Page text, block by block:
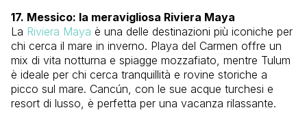
17. Messico: la meravigliosa Riviera Maya
La Riviera Maya è una delle destinazioni più iconiche per
chi cerca il mare in inverno. Playa del Carmen offre un
mix di vita notturna e spiagge mozzafiato, mentre Tulum
è ideale per chi cerca tranquillità e rovine storiche a
picco sul mare. Cancún, con le sue acque turchesi e
resort di lusso, è perfetta per una vacanza rilassante.